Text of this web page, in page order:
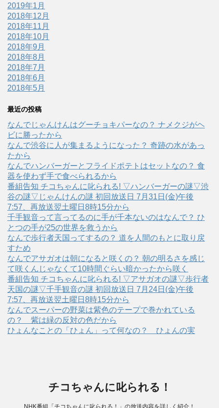
2019年1月
2018年12月
2018年11月
2018年10月
2018年9月
2018年8月
2018年7月
2018年6月
2018年5月
最近の投稿
なんでじゃんけんはグーチョキパーなの？ ナメクジがヘ
ビに勝ったから
なんで渋谷に人が集まるようになった？ 奇跡の水があっ
たから
なんでハンバーガーとフライドポテトはセットなの？ 食
器を使わず手で食べられるから
番組告知 チコちゃんに叱られる! ▽ハンバーガーの謎▽渋
谷の謎▽じゃんけんの謎 初回放送日 7月31日(金)午後
7:57、再放送翌土曜日8時15分から
千手観音って言ってるのに手が千本ないのはなんで？ ひ
とつの手が25の世界を救うから
なんで歩行者天国ってするの？ 道を人間のもとに取り戻
すため
なんでアサガオは朝になると咲くの？ 朝の明るさを感じ
て咲くんじゃなくて10時間ぐらい暗かったから咲く
番組告知 チコちゃんに叱られる! ▽アサガオの謎▽歩行者
天国の謎▽千手観音の謎 初回放送日 7月24日(金)午後
7:57、再放送翌土曜日8時15分から
なんでスーパーの野菜は紫色のテープで巻かれている
の？ 紫は緑の反対の色だから
ひょんなことの「ひょん」って何なの？ ひょんの実
チコちゃんに叱られる！
NHK番組「チコちゃんに叱られる！」の放送内容を詳しく紹介！